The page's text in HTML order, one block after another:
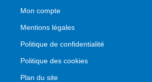
Mon compte
Mentions légales
Politique de confidentialité
Politique des cookies
Plan du site